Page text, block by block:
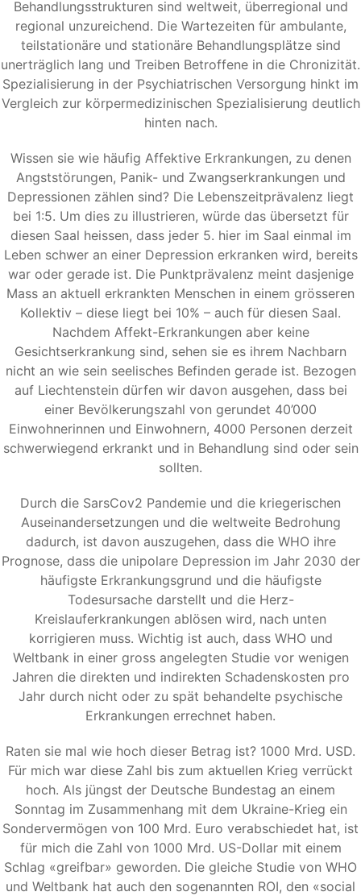
Behandlungsstrukturen sind weltweit, überregional und
regional unzureichend. Die Wartezeiten für ambulante,
teilstationäre und stationäre Behandlungsplätze sind
unerträglich lang und Treiben Betroffene in die Chronizität.
Spezialisierung in der Psychiatrischen Versorgung hinkt im
Vergleich zur körpermedizinischen Spezialisierung deutlich
hinten nach.
Wissen sie wie häufig Affektive Erkrankungen, zu denen
Angststörungen, Panik- und Zwangserkrankungen und
Depressionen zählen sind? Die Lebenszeitprävalenz liegt
bei 1:5. Um dies zu illustrieren, würde das übersetzt für
diesen Saal heissen, dass jeder 5. hier im Saal einmal im
Leben schwer an einer Depression erkranken wird, bereits
war oder gerade ist. Die Punktprävalenz meint dasjenige
Mass an aktuell erkrankten Menschen in einem grösseren
Kollektiv – diese liegt bei 10% – auch für diesen Saal.
Nachdem Affekt-Erkrankungen aber keine
Gesichtserkrankung sind, sehen sie es ihrem Nachbarn
nicht an wie sein seelisches Befinden gerade ist. Bezogen
auf Liechtenstein dürfen wir davon ausgehen, dass bei
einer Bevölkerungszahl von gerundet 40’000
Einwohnerinnen und Einwohnern, 4000 Personen derzeit
schwerwiegend erkrankt und in Behandlung sind oder sein
sollten.
Durch die SarsCov2 Pandemie und die kriegerischen
Auseinandersetzungen und die weltweite Bedrohung
dadurch, ist davon auszugehen, dass die WHO ihre
Prognose, dass die unipolare Depression im Jahr 2030 der
häufigste Erkrankungsgrund und die häufigste
Todesursache darstellt und die Herz-
Kreislauferkrankungen ablösen wird, nach unten
korrigieren muss. Wichtig ist auch, dass WHO und
Weltbank in einer gross angelegten Studie vor wenigen
Jahren die direkten und indirekten Schadenskosten pro
Jahr durch nicht oder zu spät behandelte psychische
Erkrankungen errechnet haben.
Raten sie mal wie hoch dieser Betrag ist? 1000 Mrd. USD.
Für mich war diese Zahl bis zum aktuellen Krieg verrückt
hoch. Als jüngst der Deutsche Bundestag an einem
Sonntag im Zusammenhang mit dem Ukraine-Krieg ein
Sondervermögen von 100 Mrd. Euro verabschiedet hat, ist
für mich die Zahl von 1000 Mrd. US-Dollar mit einem
Schlag «greifbar» geworden. Die gleiche Studie von WHO
und Weltbank hat auch den sogenannten ROI, den «social